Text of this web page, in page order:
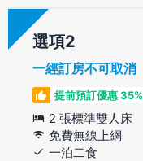
選項
一經訂房不可取消
提前預訂優惠 35%
2 張標準雙人床
免費無線上網
一泊二食